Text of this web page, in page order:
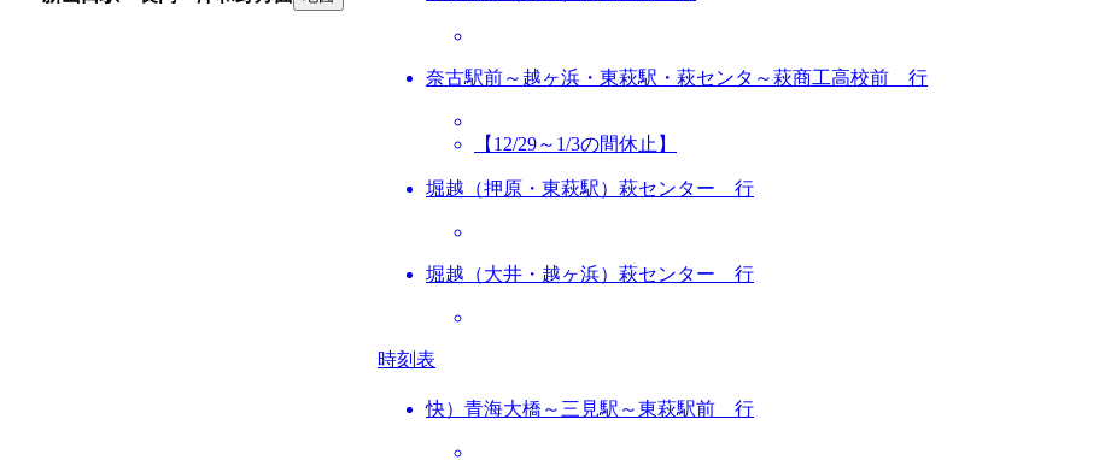
奈古駅前～越ヶ浜・東萩駅・萩センタ～萩商工高校前 行
【12/29～1/3の間休止】
堀越（押原・東萩駅）萩センター 行
堀越（大井・越ヶ浜）萩センター 行
時刻表
快）青海大橋～三見駅～東萩駅前 行